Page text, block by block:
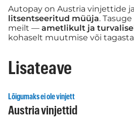
Autopay on Austria vinjettide
litsentseeritud müüja.
meilt — ametlikult ja
kohaselt muutmise või
Lisateave
Lõigumaks ei ole vinjett
Austria vinjettid